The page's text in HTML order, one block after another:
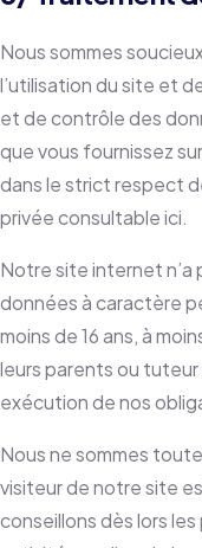
Nous sommes
l’utilisation du site et
et de contrôle des
que vous fournissez
dans le strict respect
privée consultable ici.
Notre site internet n’a
données à caractère
moins de 16 ans, à
leurs parents ou
exécution de nos
Nous ne sommes
visiteur de notre site
conseillons dès lors